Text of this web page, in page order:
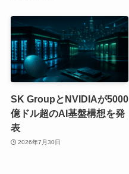
SK GroupとNVIDIAが5000
億ドル超のAI基盤構想を発
表
2026年7月30日